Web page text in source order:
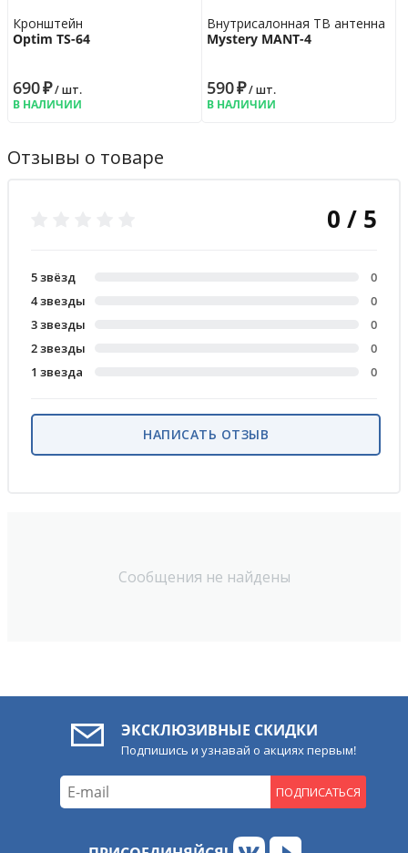
Кронштейн
Optim TS-64
690₽/ шт.
В НАЛИЧИИ
Внутрисалонная ТВ антенна
Mystery MANT-4
590₽/ шт.
В НАЛИЧИИ
Отзывы о товаре
Сообщения не найдены
0 / 5
5 звёзд
0
4 звезды
0
3 звезды
0
2 звезды
0
1 звезда
0
НАПИСАТЬ ОТЗЫВ
ЭКСКЛЮЗИВНЫЕ СКИДКИ
Подпишись и узнавай о акциях первым!
ПОДПИСАТЬСЯ